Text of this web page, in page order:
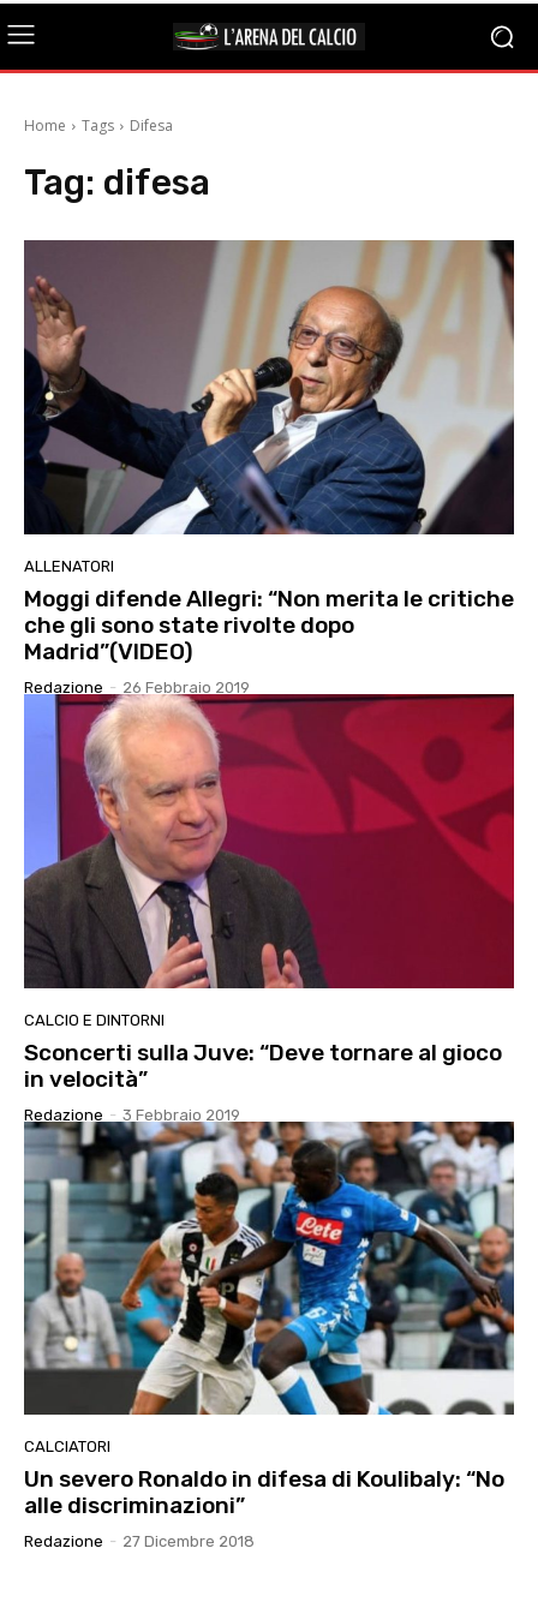
Home Tags Difesa
Tag: difesa
ALLENATORI
Moggi difende Allegri: “Non merita le critiche
che gli sono state rivolte dopo
Madrid”(VIDEO)
Redazione - 26 Febbraio 2019
CALCIO E DINTORNI
Sconcerti sulla Juve: “Deve tornare al gioco
in velocità”
Redazione - 3 Febbraio 2019
CALCIATORI
Un severo Ronaldo in difesa di Koulibaly: “No
alle discriminazioni”
Redazione - 27 Dicembre 2018